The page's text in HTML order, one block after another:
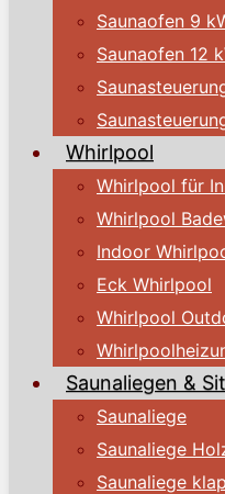
Saunaofen 9
Saunaofen 12
Whirlpool
Whirlpool für
Whirlpool
Indoor
Eck Whirlpool
Whirlpool
Saunaliegen &
Saunaliege
Saunaliege
Saunaliege